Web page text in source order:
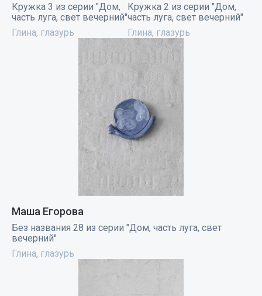
Кружка 3 из серии "Дом,
часть луга, свет вечерний"
Глина, глазурь
Кружка 2 из серии "Дом,
часть луга, свет вечерний"
Глина, глазурь
Маша Егорова
Без названия 28 из серии "Дом, часть луга, свет
вечерний"
Глина, глазурь